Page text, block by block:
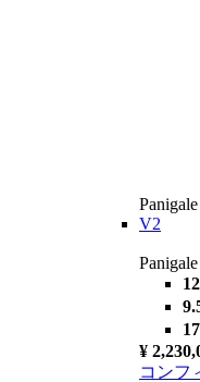
Panigale
V2
¥
コンフ